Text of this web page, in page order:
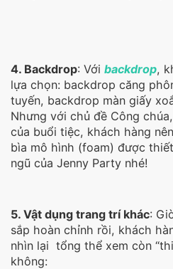
4. Backdrop: Với backdrop,
lựa chọn: backdrop căng
tuyến, backdrop màn giấy
Nhưng với chủ đề Công
của buổi tiệc, khách hàng
bìa mô hình (foam) được
ngũ của Jenny Party nhé!
5. Vật dụng trang trí khác:
sắp hoàn chỉnh rồi, khách
nhìn lại tổng thể xem còn
không: